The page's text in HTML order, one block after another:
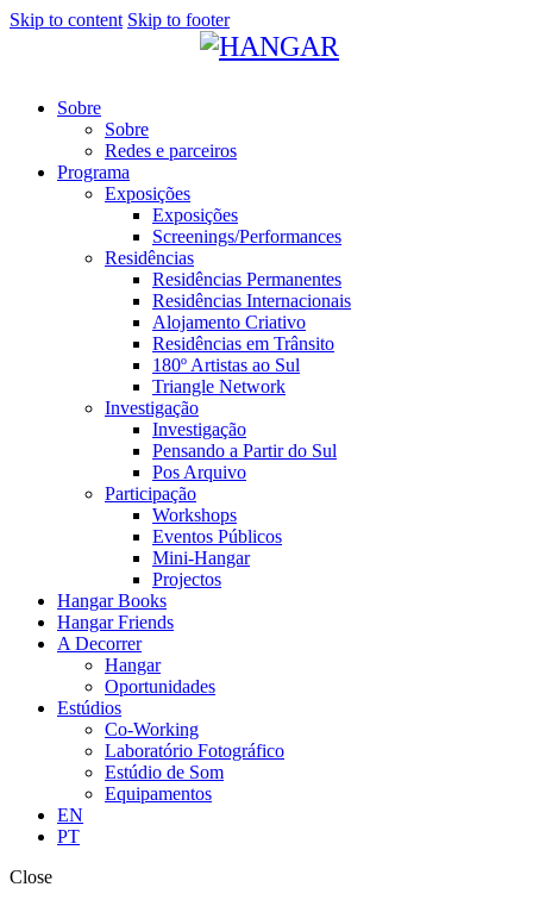
Skip to content Skip to footer
Sobre
Sobre
Redes e parceiros
Programa
Exposições
Exposições
Screenings/Performances
Residências
Residências Permanentes
Residências Internacionais
Alojamento Criativo
Residências em Trânsito
180º Artistas ao Sul
Triangle Network
Investigação
Investigação
Pensando a Partir do Sul
Pos Arquivo
Participação
Workshops
Eventos Públicos
Mini-Hangar
Projectos
Hangar Books
Hangar Friends
A Decorrer
Hangar
Oportunidades
Estúdios
Co-Working
Laboratório Fotográfico
Estúdio de Som
Equipamentos
EN
PT
Close